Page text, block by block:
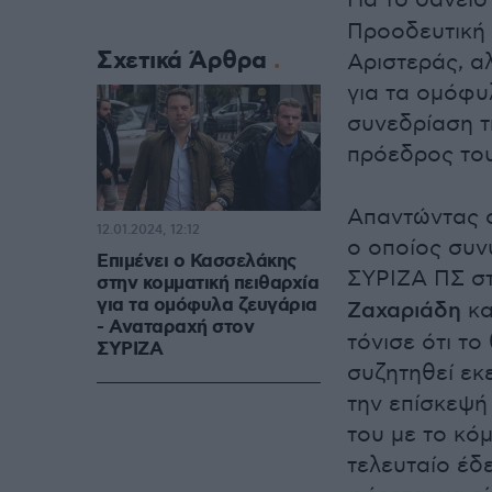
Αριστεράς,
για τα
συνεδρίαση
πρόεδρος
Απαντώντας
ο οποίος
ΣΥΡΙΖΑ ΠΣ
Ζαχαριάδη
τόνισε ότι
συζητηθεί
την
του με το
τελευταίο
Σχετικά Άρθρα
Επιμένει ο Κασσελάκης
στην κομματική πειθαρχία
για τα ομόφυλα ζευγάρια
- Αναταραχή στον
ΣΥΡΙΖΑ
12.01.2024, 12:12